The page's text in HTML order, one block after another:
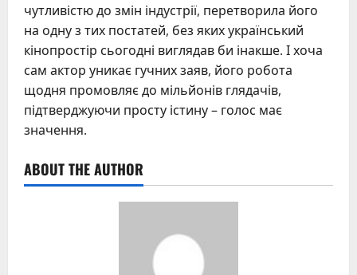
чутливістю до змін індустрії, перетворила його
на одну з тих постатей, без яких український
кінопростір сьогодні виглядав би інакше. І хоча
сам актор уникає гучних заяв, його робота
щодня промовляє до мільйонів глядачів,
підтверджуючи просту істину – голос має
значення.
ABOUT THE AUTHOR